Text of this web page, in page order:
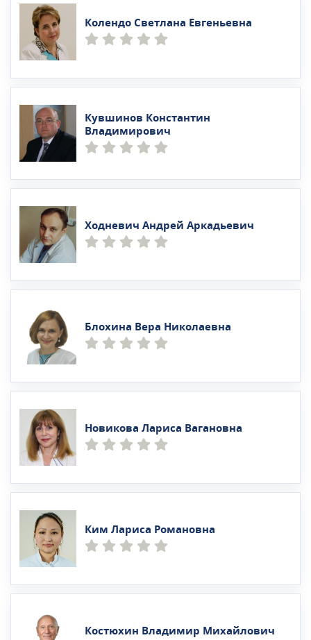
Колендо Светлана Евгеньевна
Кувшинов Константин
Владимирович
Ходневич Андрей Аркадьевич
Блохина Вера Николаевна
Новикова Лариса Вагановна
Ким Лариса Романовна
Костюхин Владимир Михайлович